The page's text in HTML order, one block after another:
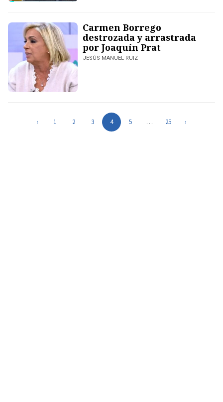
Carmen Borrego
destrozada y arrastrada
por Joaquín Prat
JESÚS MANUEL RUIZ
‹ 1 2 3 4 5 … 25 ›